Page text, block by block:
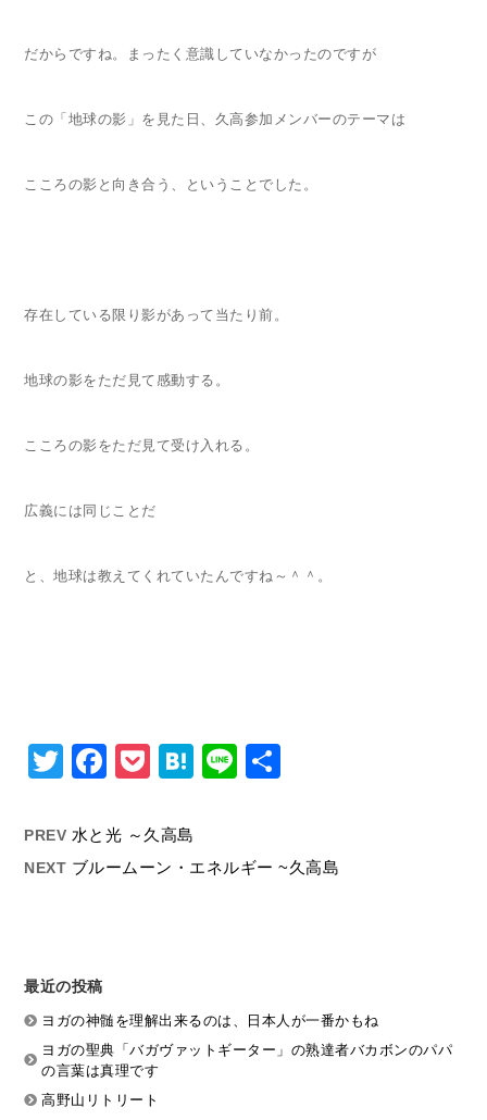
だからですね。まったく意識していなかったのですが
この「地球の影」を見た日、久高参加メンバーのテーマは
こころの影と向き合う、ということでした。
存在している限り影があって当たり前。
地球の影をただ見て感動する。
こころの影をただ見て受け入れる。
広義には同じことだ
と、地球は教えてくれていたんですね～＾＾。
Twitter
Facebook
Pocket
Hatena
Line
PREV 水と光 ～久高島
NEXT ブルームーン・エネルギー ~久高島
最近の投稿
ヨガの神髄を理解出来るのは、日本人が一番かもね
ヨガの聖典「バガヴァットギーター」の熟達者バカボンのパパ
の言葉は真理です
高野山リトリート